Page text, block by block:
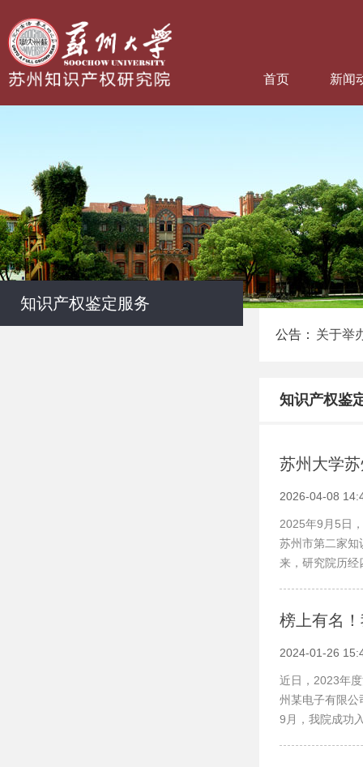
首页 新闻
知识产权鉴定服务
公告： 关于举
2021年
知识产权鉴
苏州大学
2026-04-08
2025年9月5日
苏州市第二家知
来，研究院历
榜上有名
2024-01-26
近日，2023年
州某电子有限公
9月，我院成功